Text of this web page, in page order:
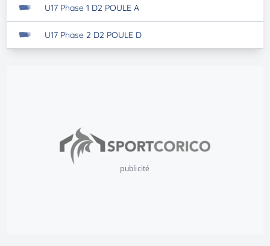
U17 Phase 1 D2 POULE A
U17 Phase 2 D2 POULE D
publicité